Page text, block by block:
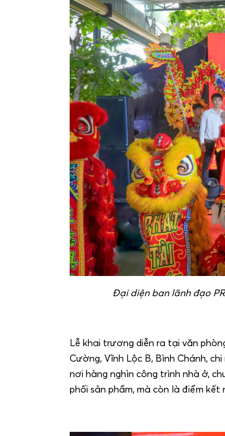
Đại diện ban lãnh đạo
Lễ khai trương diễn ra tại văn
Cường, Vĩnh Lộc B, Bình Chánh,
nơi hàng nghìn công trình nhà ở,
phối sản phẩm, mà còn là điểm